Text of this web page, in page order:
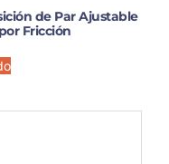
de Par Ajustable
Fricción